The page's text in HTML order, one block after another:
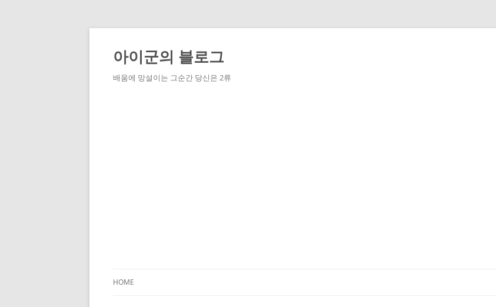
Skip
content
아이군의 블로그
배움에 망설이는 그순간 당신은 2류
HOME